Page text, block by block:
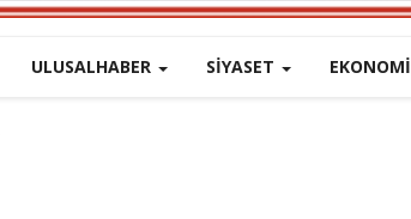
ULUSALHABER SIYASET EKONOMI